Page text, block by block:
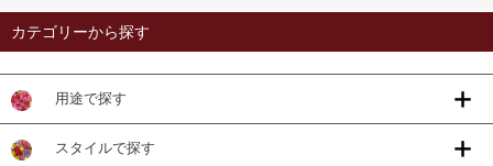
カテゴリーから探す
用途で探す
スタイルで探す